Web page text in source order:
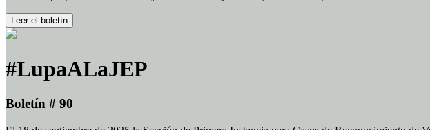
Leer el boletín
#LupaALaJEP
Boletín # 90